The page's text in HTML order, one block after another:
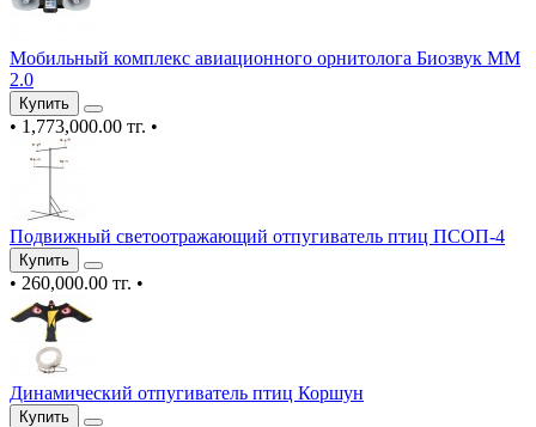
Мобильный комплекс авиационного орнитолога Биозвук ММ
2.0
Купить
• 1,773,000.00 тг. •
Подвижный светоотражающий отпугиватель птиц ПСОП-4
Купить
• 260,000.00 тг. •
Динамический отпугиватель птиц Коршун
Купить